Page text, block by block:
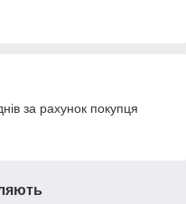
за рахунок покупця